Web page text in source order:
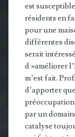
est
résidents en
pour une
différentes
serait
d »améliorer
m’est fait.
d’apporter
par un
catalyse